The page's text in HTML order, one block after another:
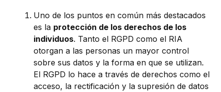
Uno de los puntos en común más destacados
es la protección de los derechos de los
individuos. Tanto el RGPD como el RIA
otorgan a las personas un mayor control
sobre sus datos y la forma en que se utilizan.
El RGPD lo hace a través de derechos como el
acceso, la rectificación y la supresión de datos